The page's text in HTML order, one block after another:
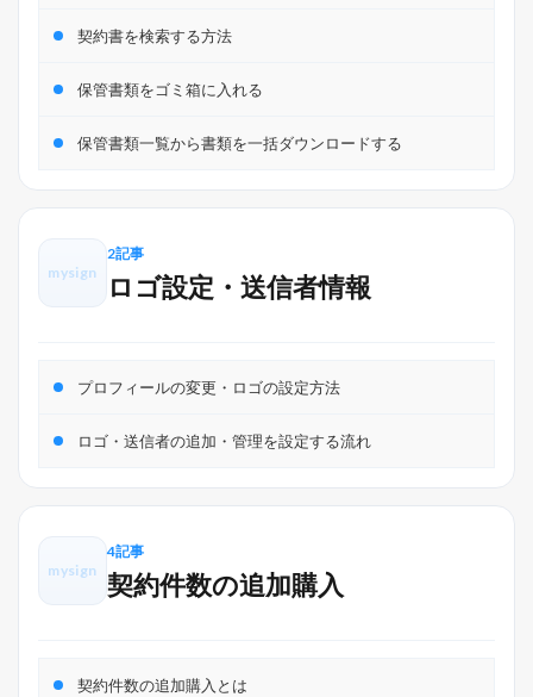
契約書を検索する方法
保管書類をゴミ箱に入れる
保管書類一覧から書類を一括ダウンロードする
mysign
2記事
ロゴ設定・送信者情報
プロフィールの変更・ロゴの設定方法
ロゴ・送信者の追加・管理を設定する流れ
mysign
4記事
契約件数の追加購入
契約件数の追加購入とは